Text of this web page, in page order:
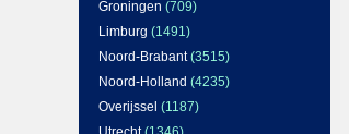
Groningen (709)
Limburg (1491)
Noord-Brabant(3515)
Noord-Holland (4235)
Overijssel (1187)